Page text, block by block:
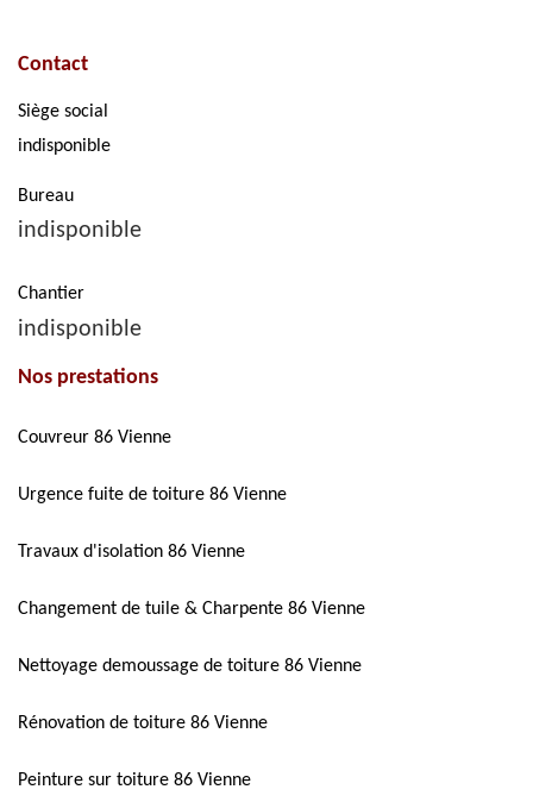
Contact
Siège social
indisponible
Bureau
indisponible
Chantier
indisponible
Nos prestations
Couvreur 86 Vienne
Urgence fuite de toiture 86 Vienne
Travaux d'isolation 86 Vienne
Changement de tuile & Charpente 86 Vienne
Nettoyage demoussage de toiture 86 Vienne
Rénovation de toiture 86 Vienne
Peinture sur toiture 86 Vienne